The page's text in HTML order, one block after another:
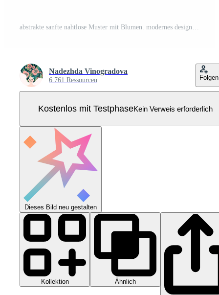
abstrakte sanfte nahtlose Muster mit Blumen. modernes design für papier, cover, stoff, innendekoration und andere Pro Vektor
Nadezhda Vinogradova
6.761 Ressourcen Folgen
Kostenlos mit TestphaseKein Verweis erforderlich
Dieses Bild neu gestalten
Kollektion Ähnlich